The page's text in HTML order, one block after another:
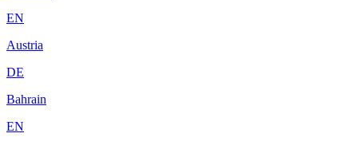
EN
Austria
DE
Bahrain
EN